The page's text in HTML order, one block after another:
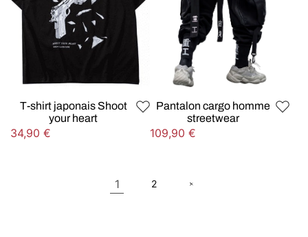
T-shirt japonais Shoot
your heart
Prix
34,90 €
Pantalon cargo homme
streetwear
Prix
109,90 €
1 2